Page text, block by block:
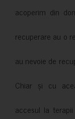
acoperim din
recuperare au o
au nevoie de
Chiar și cu
accesul la